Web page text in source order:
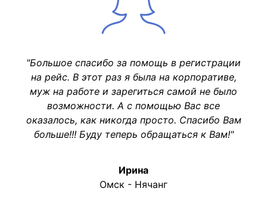
"Большое спасибо за помощь в регистрации
на рейс. В этот раз я была на корпоративе,
муж на работе и зарегиться самой не было
возможности. А с помощью Вас все
оказалось, как никогда просто. Спасибо Вам
больше!!! Буду теперь обращаться к Вам!"
Ирина
Омск - Нячанг